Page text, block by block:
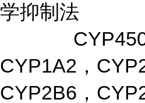
学抑制法
CYP450
CYP1A2，
CYP2B6，